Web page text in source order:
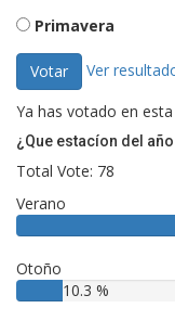
Primavera
Votar Ver
Ya has votado en
¿Que estacíon del
Total Vote: 78
Verano
Otoño
10.3 %